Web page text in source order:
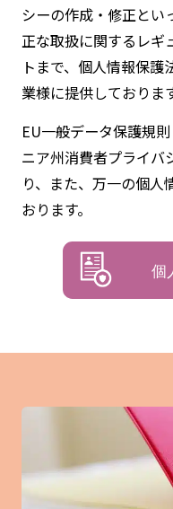
シーの作成・修正とい
正な取扱に関するレギ
トまで、個人情報保
業様に提供しておりま
EU一般データ保護規
ニア州消費者プライバ
り、また、万一の個人
おります。
個